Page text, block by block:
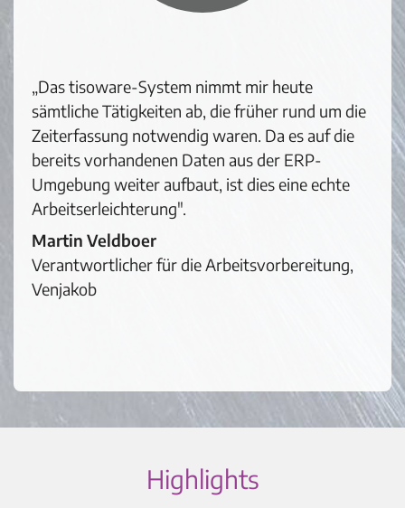
„Das tisoware-System nimmt mir heute
sämtliche Tätigkeiten ab, die früher rund um die
Zeiterfassung notwendig waren. Da es auf die
bereits vorhandenen Daten aus der ERP-
Umgebung weiter aufbaut, ist dies eine echte
Arbeitserleichterung".
Martin Veldboer
Verantwortlicher für die Arbeitsvorbereitung,
Venjakob
Highlights